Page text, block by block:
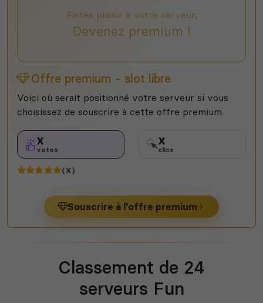
Faites plaisir à votre serveur,
Devenez premium !
Offre premium - slot libre
Voici où serait positionné votre serveur si vous
choisissez de souscrire à cette offre premium.
X
votes
X
clics
(X)
Souscrire à l'offre premium
Classement de 24
serveurs Fun